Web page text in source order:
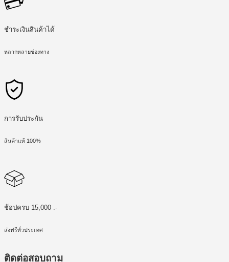
ชำระเงินสินค้าได้
หลากหลายช่องทาง
การรับประกัน
สินค้าแท้ 100%
ช้อปครบ 15,000 .-
ส่งฟรีทั่วประเทศ
ติดต่อสอบถาม